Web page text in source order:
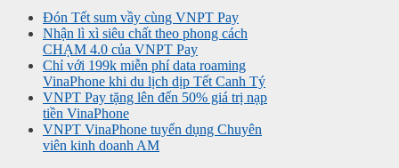
Đón Tết sum vầy cùng VNPT Pay
Nhận lì xì siêu chất theo phong cách
CHẠM 4.0 của VNPT Pay
Chỉ với 199k miễn phí data roaming
VinaPhone khi du lịch dịp Tết Canh Tý
VNPT Pay tặng lên đến 50% giá trị nạp
tiền VinaPhone
VNPT VinaPhone tuyển dụng Chuyên
viên kinh doanh AM